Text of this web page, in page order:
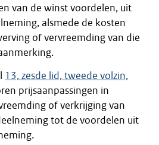
van de winst voordelen, uit
alsmede de kosten
of vervreemding van die
13, zesde lid, tweede volzin,
prijsaanpassingen in
of verkrijging van
tot de voordelen uit